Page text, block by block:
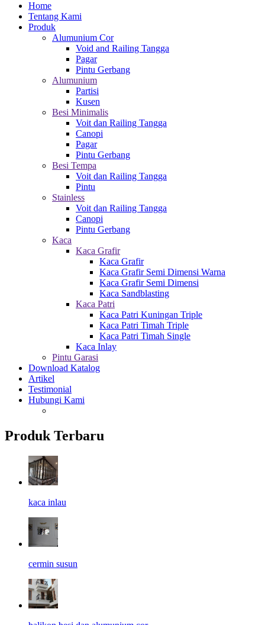
Home
Tentang Kami
Produk
Alumunium Cor
Void and Railing Tangga
Pagar
Pintu Gerbang
Alumunium
Partisi
Kusen
Besi Minimalis
Voit dan Railing Tangga
Canopi
Pagar
Pintu Gerbang
Besi Tempa
Voit dan Railing Tangga
Pintu
Stainless
Voit dan Railing Tangga
Canopi
Pintu Gerbang
Kaca
Kaca Grafir
Kaca Grafir
Kaca Grafir Semi Dimensi Warna
Kaca Grafir Semi Dimensi
Kaca Sandblasting
Kaca Patri
Kaca Patri Kuningan Triple
Kaca Patri Timah Triple
Kaca Patri Timah Single
Kaca Inlay
Pintu Garasi
Download Katalog
Artikel
Testimonial
Hubungi Kami
Produk Terbaru
kaca inlau
cermin susun